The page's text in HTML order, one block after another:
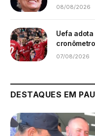
08/08/2026
Uefa
07/08/2026
DESTAQUES EM